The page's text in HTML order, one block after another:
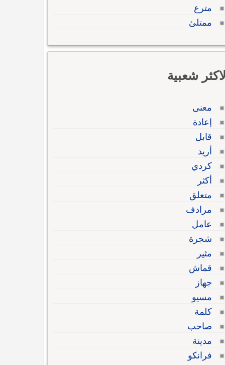
مترع
ممتلئ
الاكثر شعبية
معنى
إعادة
قابل
أريد
كردي
أكثر
متعلق
مرادف
عامل
شجرة
مثير
قماش
جهاز
مسيو
كلمة
صاحب
مدينة
فرانكو